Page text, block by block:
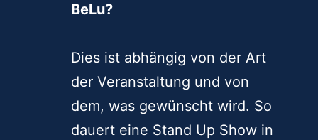
BeLu?
Dies ist abhängig von der Art
der Veranstaltung und von
dem, was gewünscht wird. So
dauert eine Stand Up Show in